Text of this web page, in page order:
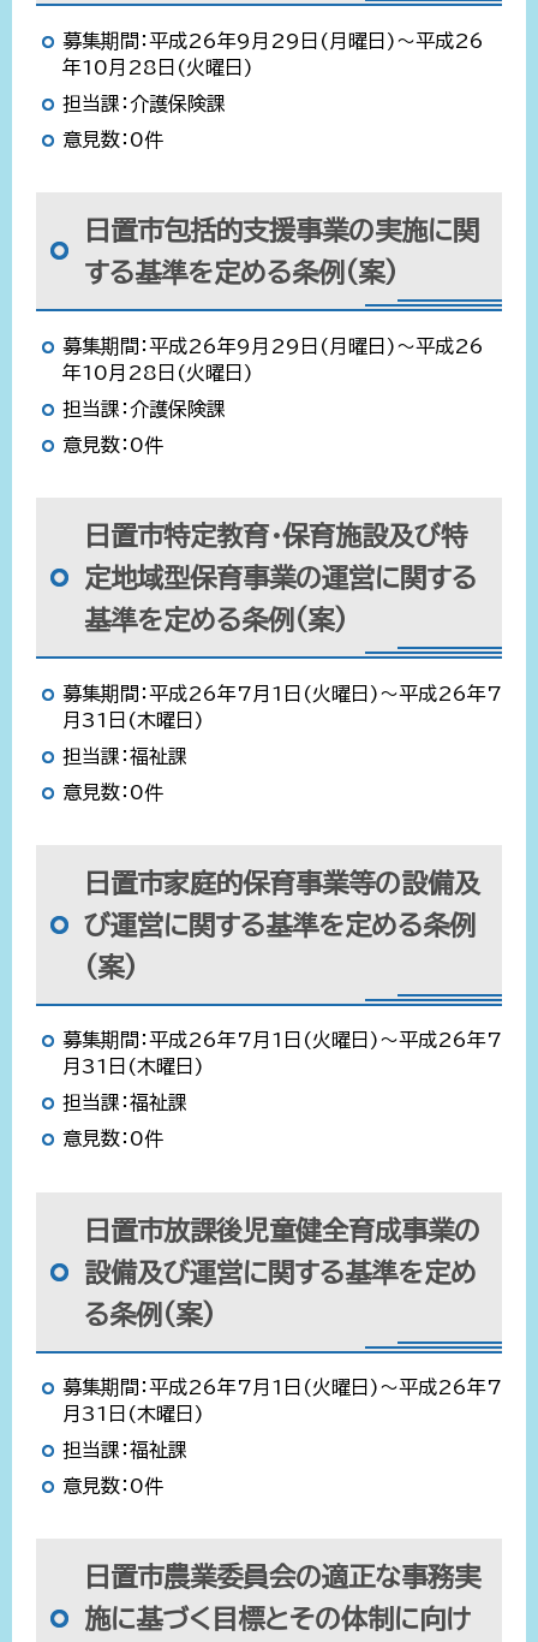
募集期間：平成26年9月29日(月曜日)～平成26
年10月28日(火曜日)
担当課：介護保険課
意見数：0件
日置市包括的支援事業の実施に関
する基準を定める条例(案)
募集期間：平成26年9月29日(月曜日)～平成26
年10月28日(火曜日)
担当課：介護保険課
意見数：0件
日置市特定教育・保育施設及び特
定地域型保育事業の運営に関する
基準を定める条例(案)
募集期間：平成26年7月1日(火曜日)～平成26年7
月31日(木曜日)
担当課：福祉課
意見数：0件
日置市家庭的保育事業等の設備及
び運営に関する基準を定める条例
(案)
募集期間：平成26年7月1日(火曜日)～平成26年7
月31日(木曜日)
担当課：福祉課
意見数：0件
日置市放課後児童健全育成事業の
設備及び運営に関する基準を定め
る条例(案)
募集期間：平成26年7月1日(火曜日)～平成26年7
月31日(木曜日)
担当課：福祉課
意見数：0件
日置市農業委員会の適正な事務実
施に基づく目標とその体制に向け